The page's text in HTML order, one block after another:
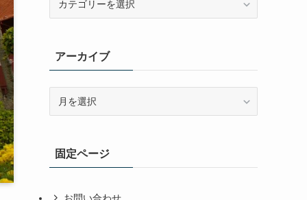
ーアーカイブ
ブ固定ページ
お問い合わせ